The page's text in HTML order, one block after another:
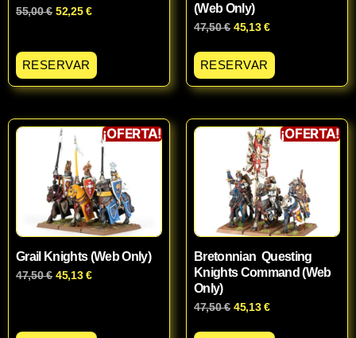
55,00€ 52,25€
RESERVAR
(Web Only)
47,50€ 45,13€
RESERVAR
¡OFERTA!
Grail Knights (Web Only)
47,50€ 45,13€
¡OFERTA!
Bretonnian Questing
Knights Command (Web
Only)
47,50€ 45,13€